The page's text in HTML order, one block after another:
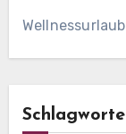
Wellnessurlaub
Schlagworte